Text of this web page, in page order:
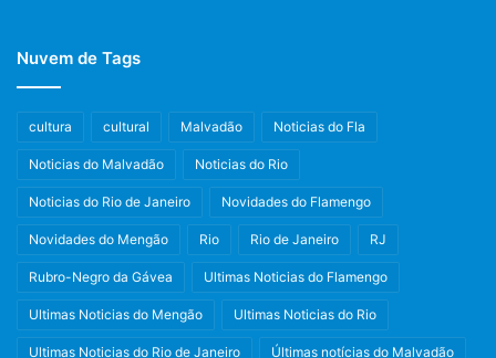
Nuvem de Tags
cultura cultural Malvadão Noticias do Fla
Noticias do Malvadão Noticias do Rio
Noticias do Rio de Janeiro Novidades do Flamengo
Novidades do Mengão Rio Rio de Janeiro RJ
Rubro-Negro da Gávea Ultimas Noticias do Flamengo
Ultimas Noticias do Mengão Ultimas Noticias do Rio
Ultimas Noticias do Rio de Janeiro Últimas notícias do Malvadão